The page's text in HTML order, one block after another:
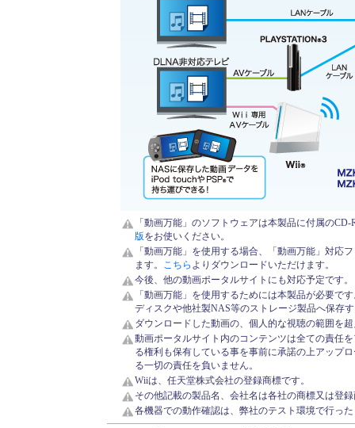
「動画万能」のソフトウェアは本製品に付属の
版をお使いください。
「動画万能」を使用する場合、「動画万能」対応
ます。 こちら よりダウンロードいただけます。
今後、他の動画ポータルサイトにも対応予定です。
「動画万能」を使用するためには本製品が必要で
ディスクや他社製NAS等のストレージ製品へ保存
ダウンロードした動画の、個人的な視聴の範囲を
動画ポータルサイト内のコンテンツは全ての責任
る権利も保有している事を事前に承諾の上アップ
る一切の責任を負いません。
Wiiは、任天堂株式会社の登録商標です。
その他記載の製品名、会社名は各社の商標又は登
各機器での動作確認は、弊社のテスト環境で行っ